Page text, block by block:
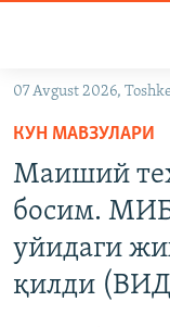
Асосий
навигацияга
ўтинг
Қидиришга
ўтинг
OZODARXIV
На русском
07 Avgust 2026,
КУН МАВЗУЛАРИ
Маиший
босим. МИБ
уйидаги
қилди